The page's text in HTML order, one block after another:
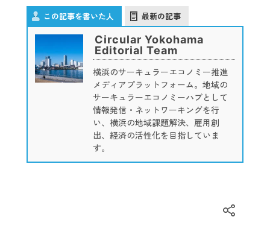
この記事を書いた人 最新の記事
Circular Yokohama
Editorial Team
横浜のサーキュラーエコノミー推進
メディアプラットフォーム。地域の
サーキュラーエコノミーハブとして
情報発信・ネットワーキングを行
い、横浜の地域課題解決、雇用創
出、経済の活性化を目指していま
す。